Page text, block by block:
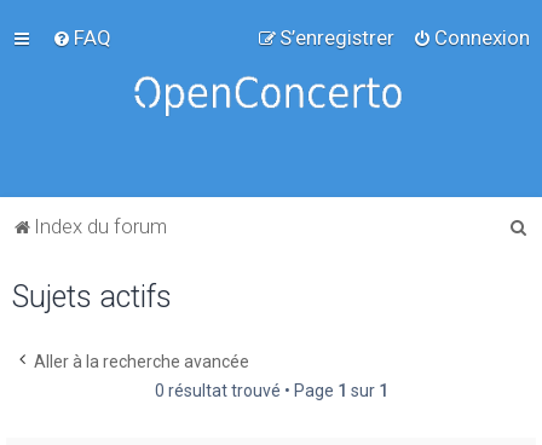
FAQ Connexion
S’enregistrer
Index du forum
Sujets actifs
Aller à la recherche avancée
0 résultat trouvé • Page 1 sur 1